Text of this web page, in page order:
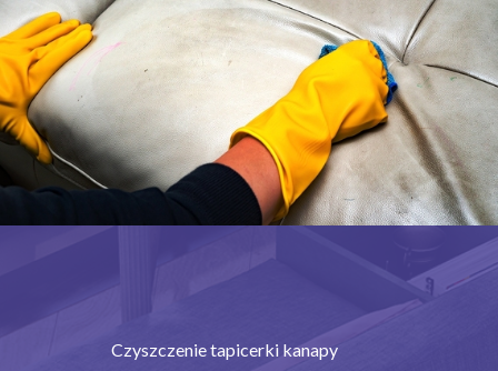
Czyszczenie tapicerki kanapy